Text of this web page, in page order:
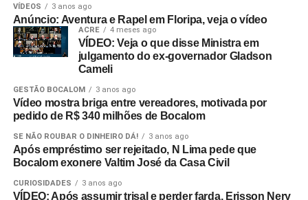
VÍDEOS 3 anos ago
Anúncio: Aventura e Rapel em Floripa, veja o vídeo
ACRE 4 meses ago
VÍDEO: Veja o que disse Ministra em
julgamento do ex-governador Gladson
Cameli
GESTÃO BOCALOM 3 anos ago
Vídeo mostra briga entre vereadores, motivada por
pedido de R$ 340 milhões de Bocalom
SE NÃO ROUBAR O DINHEIRO DÁ! 3 anos ago
Após empréstimo ser rejeitado, N Lima pede que
Bocalom exonere Valtim José da Casa Civil
CURIOSIDADES 3 anos ago
VÍDEO: Após assumir trisal e perder farda, Erisson Nery